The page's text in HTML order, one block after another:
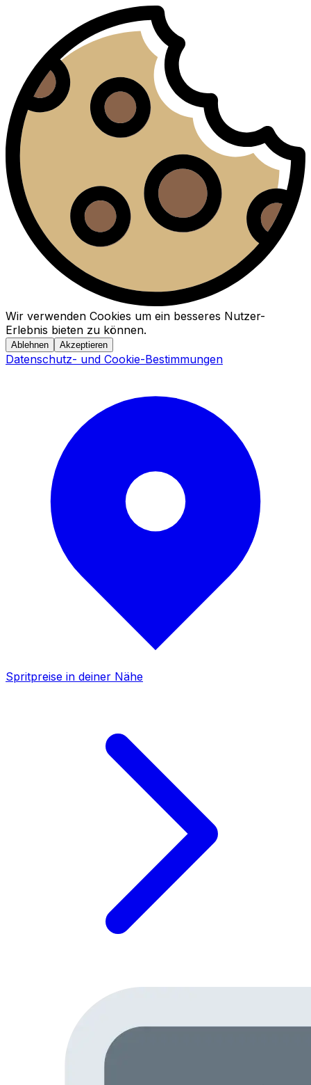
Wir verwenden Cookies um ein besseres Nutzer-
Erlebnis bieten zu können.
Ablehnen Akzeptieren
Datenschutz- und Cookie-Bestimmungen
Spritpreise in deiner Nähe